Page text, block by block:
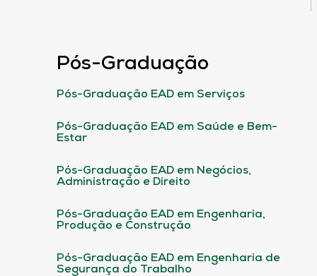
Pós-Graduação
Pós-Graduação EAD em Serviços
Pós-Graduação EAD em Saúde e Bem-
Estar
Pós-Graduação EAD em Negócios,
Administração e Direito
Pós-Graduação EAD em Engenharia,
Produção e Construção
Pós-Graduação EAD em Engenharia de
Segurança do Trabalho